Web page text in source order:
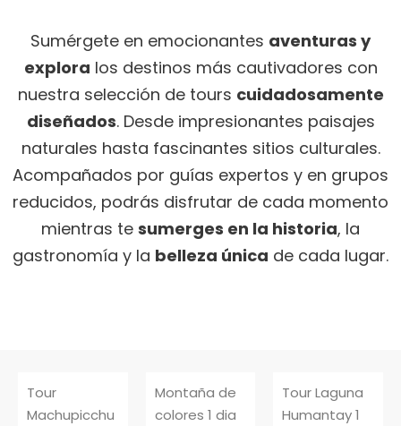
Sumérgete en emocionantes aventuras y
explora los destinos más cautivadores con
nuestra selección de tours cuidadosamente
diseñados. Desde impresionantes paisajes
naturales hasta fascinantes sitios culturales.
Acompañados por guías expertos y en grupos
reducidos, podrás disfrutar de cada momento
mientras te sumerges en la historia, la
gastronomía y la belleza única de cada lugar.
Tour
Machupicchu
Montaña de
colores 1 dia
Tour Laguna
Humantay 1